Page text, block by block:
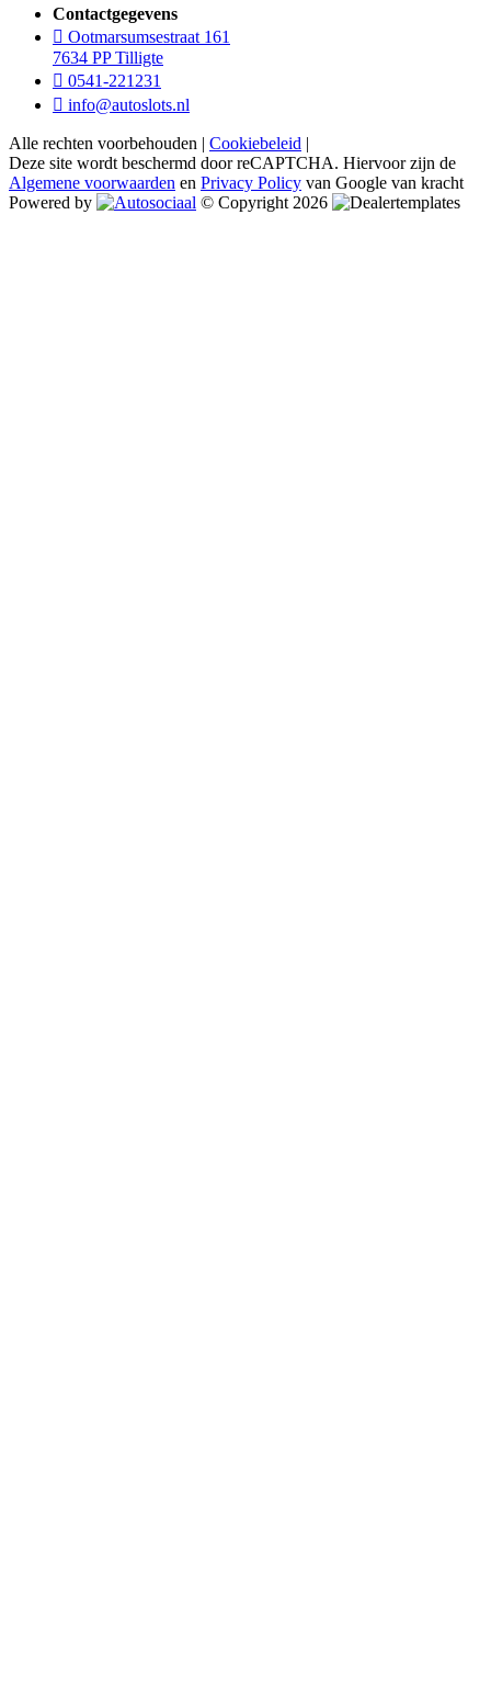
Contactgegevens
Ootmarsumsestraat 161
7634 PP Tilligte
0541-221231
info@autoslots.nl
Alle rechten voorbehouden | Cookiebeleid |
Deze site wordt beschermd door reCAPTCHA. Hiervoor zijn de
Algemene voorwaarden en Privacy Policy van Google van kracht
Powered by
© Copyright 2026